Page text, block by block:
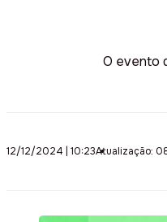
O evento
12/12/2024 | 10:23Atualização: